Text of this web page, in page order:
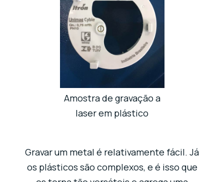
Amostra de gravação a
laser em plástico
Gravar um metal é relativamente fácil. Já
os plásticos são complexos, e é isso que